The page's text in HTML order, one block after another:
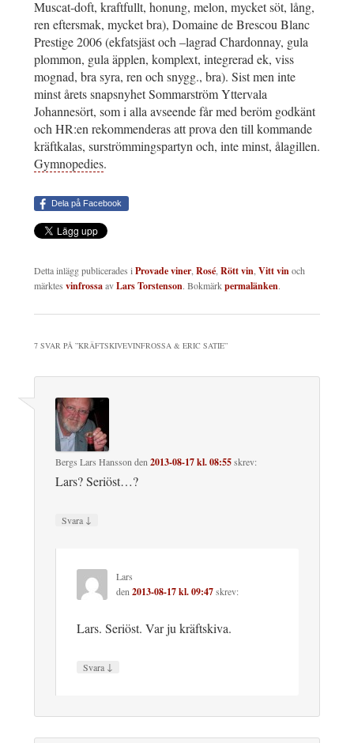
Muscat-doft, kraftfullt, honung, melon, mycket söt, lång,
ren eftersmak, mycket bra), Domaine de Brescou Blanc
Prestige 2006 (ekfatsjäst och –lagrad Chardonnay, gula
plommon, gula äpplen, komplext, integrerad ek, viss
mognad, bra syra, ren och snygg., bra). Sist men inte
minst årets snapsnyhet Sommarström Yttervala
Johannesört, som i alla avseende får med beröm godkänt
och HR:en rekommenderas att prova den till kommande
kräftkalas, surströmmingspartyn och, inte minst, ålagillen.
Gymnopedies.
Dela på Facebook
Detta inlägg publicerades i Provade viner Rosé Rött vin Vitt vinoch
märktes vinfrossaavLars Torstenson. Bokmärkpermalänken.
7 SVAR PÅ ”KRÄFTSKIVEVINFROSSA & ERIC SATIE”
Bergs Lars Hansson den 2013-08-17 kl. 08:55skrev:
Lars? Seriöst…?
Svara ↓
Lars
den 2013-08-17 kl. 09:47skrev:
Lars. Seriöst. Var ju kräftskiva.
Svara ↓